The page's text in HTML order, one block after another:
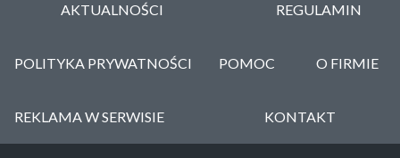
AKTUALNOŚCI REGULAMIN
POLITYKA PRYWATNOŚCI POMOC O FIRMIE
REKLAMA W SERWISIE KONTAKT